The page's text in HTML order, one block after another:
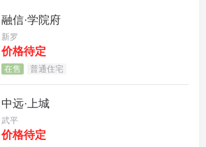
融信·学院府
新罗
价格待定
在售 普通住宅
中远·上城
武平
价格待定